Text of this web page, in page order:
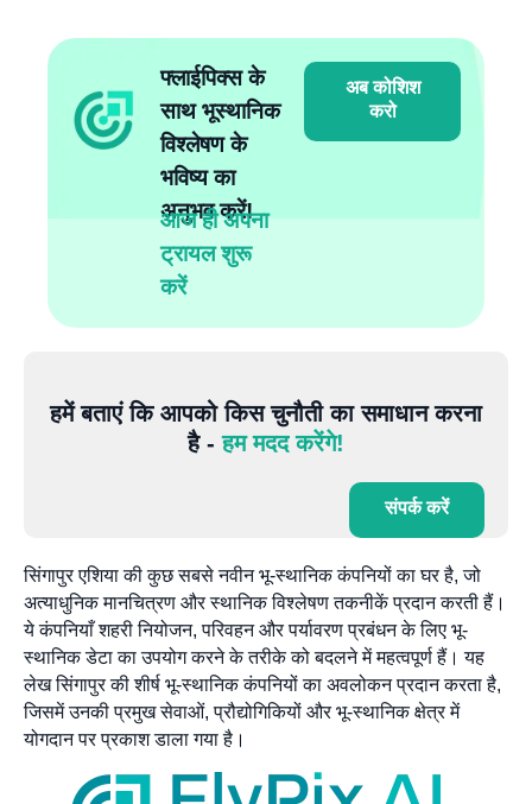
फ्लाईपिक्स के
साथ भूस्थानिक
विश्लेषण के
भविष्य का
अनुभव करें!
आज ही अपना
ट्रायल शुरू
करें
अब कोशिश
करो
हमें बताएं कि आपको किस चुनौती का समाधान करना
है -हम मदद करेंगे!
संपर्क करें
सिंगापुर एशिया की कुछ सबसे नवीन भू-स्थानिक कंपनियों का घर है, जो
अत्याधुनिक मानचित्रण और स्थानिक विश्लेषण तकनीकें प्रदान करती हैं।
ये कंपनियाँ शहरी नियोजन, परिवहन और पर्यावरण प्रबंधन के लिए भू-
स्थानिक डेटा का उपयोग करने के तरीके को बदलने में महत्वपूर्ण हैं। यह
लेख सिंगापुर की शीर्ष भू-स्थानिक कंपनियों का अवलोकन प्रदान करता है,
जिसमें उनकी प्रमुख सेवाओं, प्रौद्योगिकियों और भू-स्थानिक क्षेत्र में
योगदान पर प्रकाश डाला गया है।